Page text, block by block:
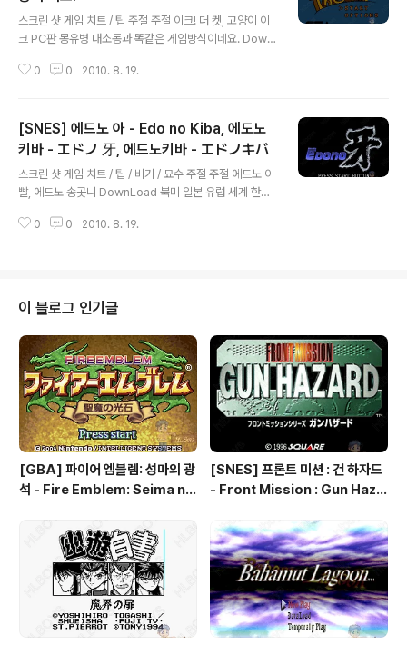
스크린 샷 게임 치트 / 팁 주절 주절 이크! 더 켓, 고양이 이
크 PC판 몽유병 대소동과 똑같은 게임방식이네요. Down
관련 게임 / 다른 플랫폼 게임 [컴퓨터/액션/아케이드] -
0 0 2010. 8. 19.
[SNES] 에드노 아 - Edo no Kiba, 에도노
키바 - エドノ 牙, 에드노키바 - エドノキバ
스크린 샷 게임 치트 / 팁 / 비기 / 묘수 주절 주절 에드노 이
빨, 에드노 송곳니 DownLoad 북미 일본 유럽 세계 한국
0 0 2010. 8. 19.
이 블로그 인기글
[GBA] 파이어 엠블렘: 성마의 광
석 - Fire Emblem: Seima no
ム 聖魔の光石, 파이어 엠블렘:
더 세이크리드 스톤즈 - Fire Em
blem: The Sacred Stones
[SNES] 프론트 미션 : 건 하자드
- Front Mission : Gun Haza
ズ ガンハザード